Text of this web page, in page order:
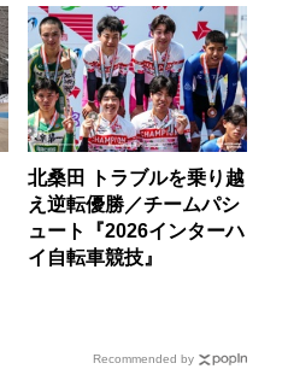
北桑田 トラブルを乗り越
え逆転優勝／チームパシ
ュート『2026インターハ
イ自転車競技』
Recommended by